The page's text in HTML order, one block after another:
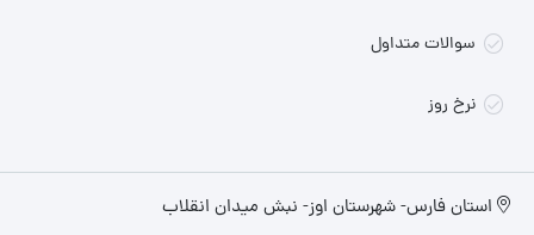
سوالات متداول
نرخ روز
استان فارس- شهرستان اوز- نبش میدان انقلاب